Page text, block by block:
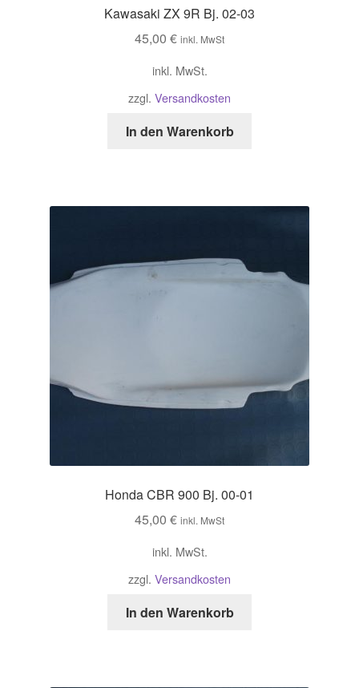
Kawasaki ZX 9R Bj. 02-03
45,00 € inkl. MwSt
inkl. MwSt.
zzgl. Versandkosten
In den Warenkorb
Honda CBR 900 Bj. 00-01
45,00 € inkl. MwSt
inkl. MwSt.
zzgl. Versandkosten
In den Warenkorb